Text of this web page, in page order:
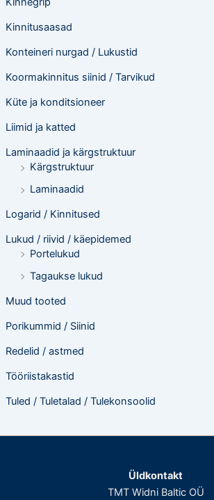
Kinnitusaasad
Konteineri nurgad / Lukustid
Koormakinnitus siinid / Tarvikud
Küte ja konditsioneer
Liimid ja katted
Laminaadid ja kärgstruktuur
Kärgstruktuur
Laminaadid
Logarid / Kinnitused
Lukud / riivid / käepidemed
Portelukud
Tagaukse lukud
Muud tooted
Porikummid / Siinid
Redelid / astmed
Tööriistakastid
Tuled / Tuletalad / Tulekonsoolid
Üldkontakt
TMT Widni Baltic OÜ